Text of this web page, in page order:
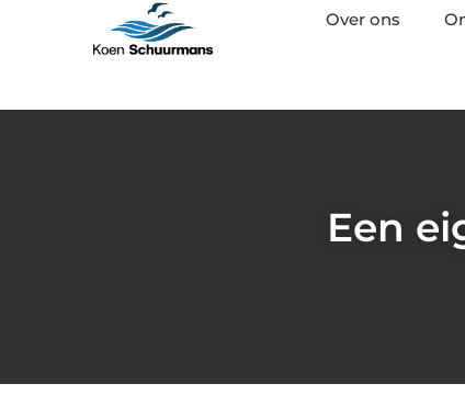
Over ons
Een